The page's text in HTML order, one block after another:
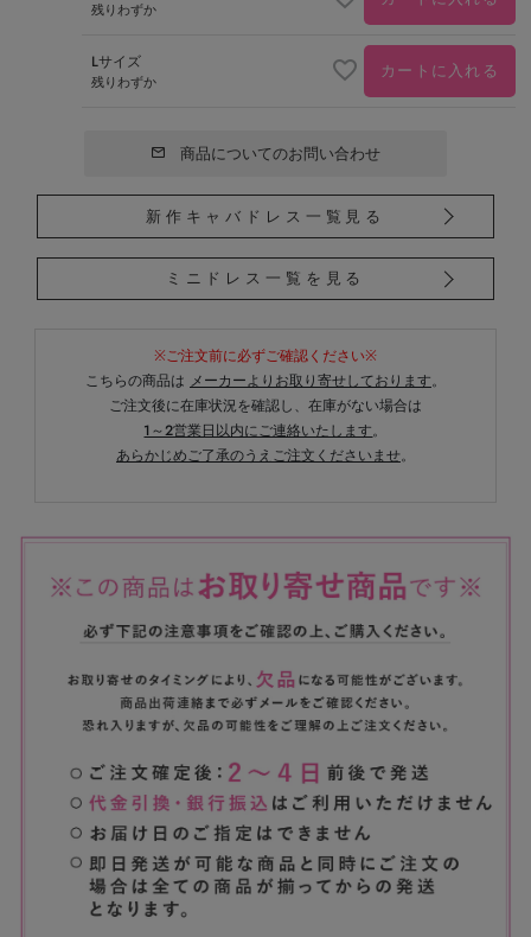
残りわずか
Lサイズ
残りわずか カートに入れる
商品についてのお問い合わせ
新作キャバドレス一覧見る
ミニドレス一覧を見る
※ご注文前に必ずご確認ください※
こちらの商品は メーカーよりお取り寄せしております。
ご注文後に在庫状況を確認し、在庫がない場合は
1～2営業日以内にご連絡いたします。
あらかじめご了承のうえご注文くださいませ。